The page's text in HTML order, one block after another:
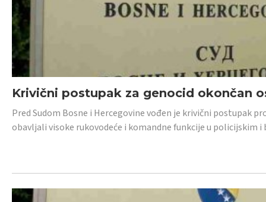
Krivični postupak za genocid okončan
Pred Sudom Bosne i Hercegovine vođen je krivični postupak
obavljali visoke rukovodeće i komandne funkcije u policijskim